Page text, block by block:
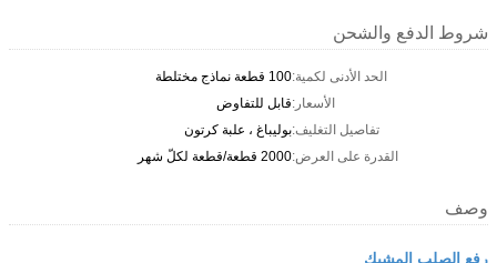
شروط الدفع والشحن
الحد الأدنى لكمية:100 قطعة نماذج مختلطة
الأسعار:قابل للتفاوض
تفاصيل التغليف:بوليباغ ، علبة كرتون
القدرة على العرض:2000 قطعة/قطعة لكلّ شهر
وصف
رفع الصلب المشبك